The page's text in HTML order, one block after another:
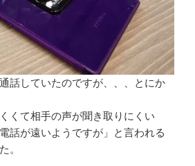
話していたのですが、、、とにか
くて相手の声が聞き取りにくい
話が遠いようですが」と言われる
。